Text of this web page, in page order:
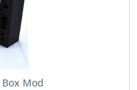
Mod